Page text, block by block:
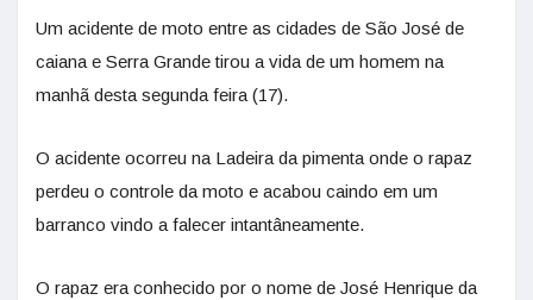
Um acidente de moto entre as cidades de São José de
caiana e Serra Grande tirou a vida de um homem na
manhã desta segunda feira (17).
O acidente ocorreu na Ladeira da pimenta onde o rapaz
perdeu o controle da moto e acabou caindo em um
barranco vindo a falecer intantâneamente.
O rapaz era conhecido por o nome de José Henrique da